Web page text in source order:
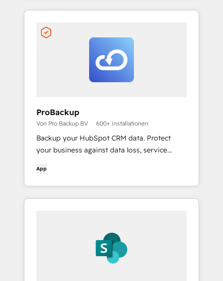
ProBackup
Von Pro Backup BV 600+ Installationen
Backup your HubSpot CRM data. Protect
your business against data loss, service
App